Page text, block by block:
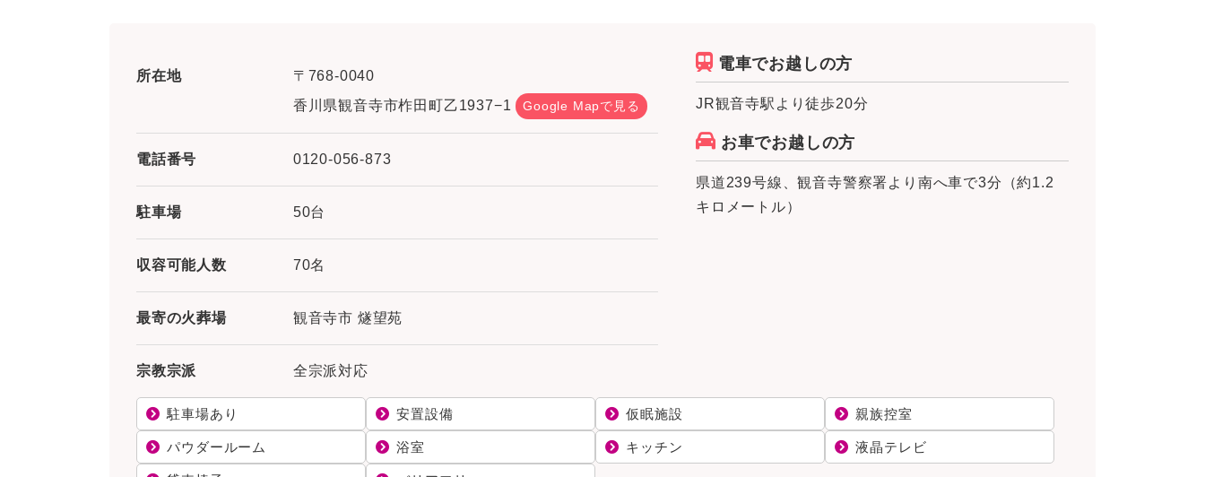
所在地
〒768-0040
香川県観音寺市柞田町乙1937−1 Google Mapで見る
電話番号 0120-056-873
駐車場 50台
収容可能人数 70名
最寄の火葬場 観音寺市 燧望苑
宗教宗派 全宗派対応
電車でお越しの方
JR観音寺駅より徒歩20分
お車でお越しの方
県道239号線、観音寺警察署より南へ車で3分（約1.2
キロメートル）
駐車場あり 安置設備 仮眠施設 親族控室
パウダールーム 浴室 キッチン 液晶テレビ